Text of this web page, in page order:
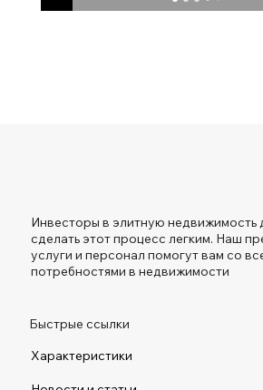
Быстрые ссылки
Характеристики
Инвесторы в элитную недвижимость
сделать этот процесс легким. Наш
услуги и персонал помогут вам со
потребностями в недвижимости